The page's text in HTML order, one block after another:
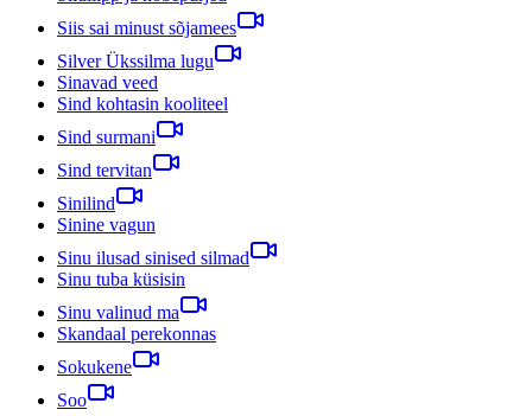
Siis sai minust sõjamees
Silver Ükssilma lugu
Sinavad veed
Sind kohtasin kooliteel
Sind surmani
Sind tervitan
Sinilind
Sinine vagun
Sinu ilusad sinised silmad
Sinu tuba küsisin
Sinu valinud ma
Skandaal perekonnas
Sokukene
Soo